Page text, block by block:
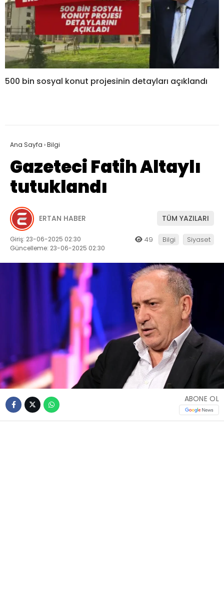
500 bin sosyal konut projesinin detayları açıklandı
Ana Sayfa ›Bilgi
Gazeteci Fatih Altaylı
tutuklandı
ERTAN HABER TÜM YAZILARI
Giriş: 23-06-2025 02:30
Güncelleme: 23-06-2025 02:30
49 Bilgi Siyaset
ABONE OL